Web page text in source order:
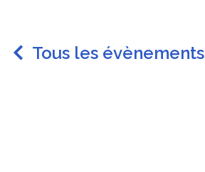
Tous les évènements